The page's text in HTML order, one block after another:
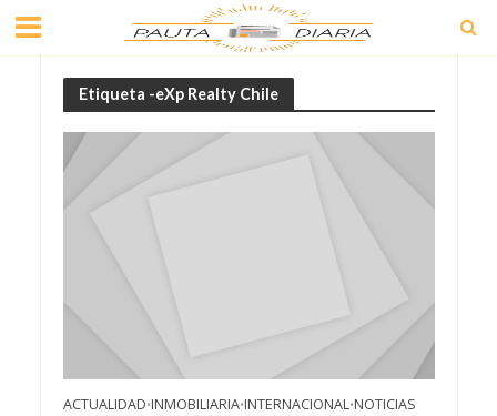
Etiqueta -eXp Realty Chile
ACTUALIDAD•INMOBILIARIA•INTERNACIONAL•NOTICIAS